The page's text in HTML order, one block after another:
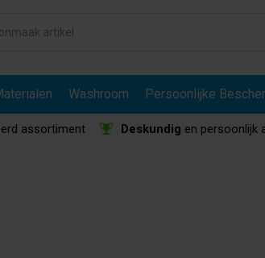
Washroom Persoonlijke
assortiment Deskundig en persoonlijk